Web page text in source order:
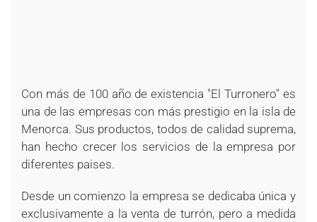
Con más de 100 año de existencia "El Turronero" es
una de las empresas con más prestigio en la isla de
Menorca. Sus productos, todos de calidad suprema,
han hecho crecer los servicios de la empresa por
diferentes paises.
Desde un comienzo la empresa se dedicaba única y
exclusivamente a la venta de turrón, pero a medida